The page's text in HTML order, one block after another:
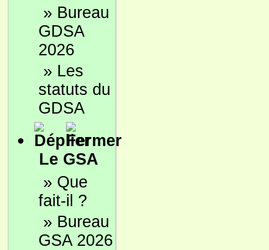
» Bureau
GDSA
2026
» Les
statuts du
GDSA
Le GSA
» Que
fait-il ?
» Bureau
GSA 2026